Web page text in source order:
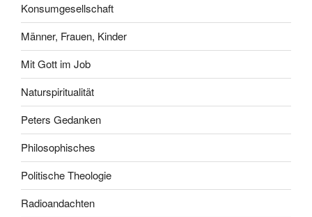
Konsumgesellschaft
Männer, Frauen, Kinder
Mit Gott im Job
Naturspiritualität
Peters Gedanken
Philosophisches
Politische Theologie
Radioandachten